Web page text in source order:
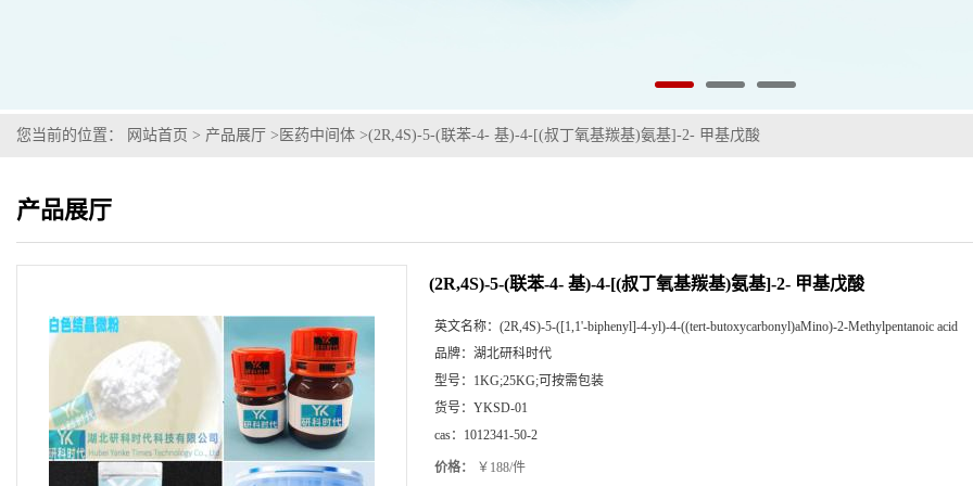
您当前的位置： 网站首页 > 产品展厅 > 医药中间体 >(2R,4S)-5-(联苯-4- 基)-4-[(叔丁氧基羰基)氨基]-2- 甲基戊酸
产品展厅
(2R,4S)-5-(联苯-4- 基)-4-[(叔丁氧基羰基)氨基]-2- 甲基戊酸
英文名称： (2R,4S)-5-([1,1'-biphenyl]-4-yl)-4-((tert-butoxycarbonyl)aMino)-2-Methylpentanoic acid
品牌： 湖北研科时代
型号： 1KG;25KG;可按需包装
货号： YKSD-01
cas： 1012341-50-2
价格： ￥188/件